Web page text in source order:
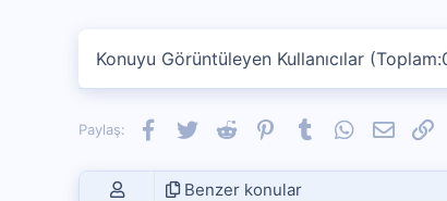
Konuyu Görüntüleyen Kullanıcılar
Paylaş: Facebook
TwitterReddit PinterestTumblrWhatsApp
E-posta
Benzer konular